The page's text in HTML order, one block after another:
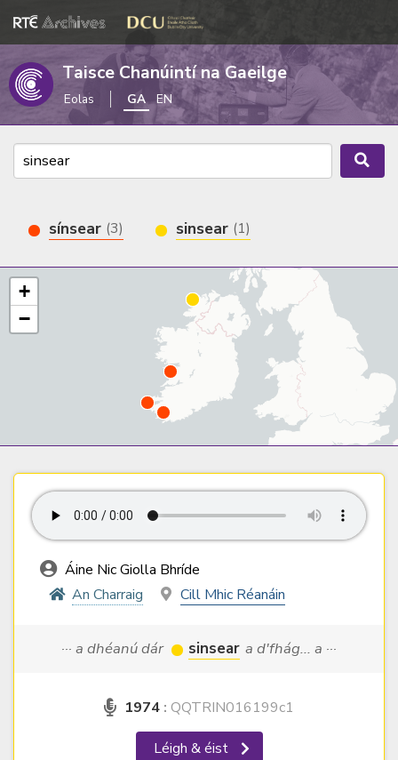
Taisce Chanúintí na Gaeilge
Eolas GA EN
sínsear (3) sinsear (1)
+
−
Áine Nic Giolla Bhríde
An Charraig
Cill Mhic Réanáin
··· a dhéanú dár sinsear a d'fhág... a ···
1974 : QQTRIN016199c1
Léigh & éist